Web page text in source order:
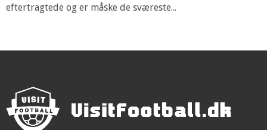
eftertragtede og er måske de sværeste...